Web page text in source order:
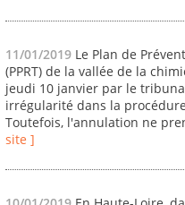
11/01/2019 Le Plan de
(PPRT) de la vallée de la
jeudi 10 janvier par le
irrégularité dans la
Toutefois, l'annulation ne
site ]